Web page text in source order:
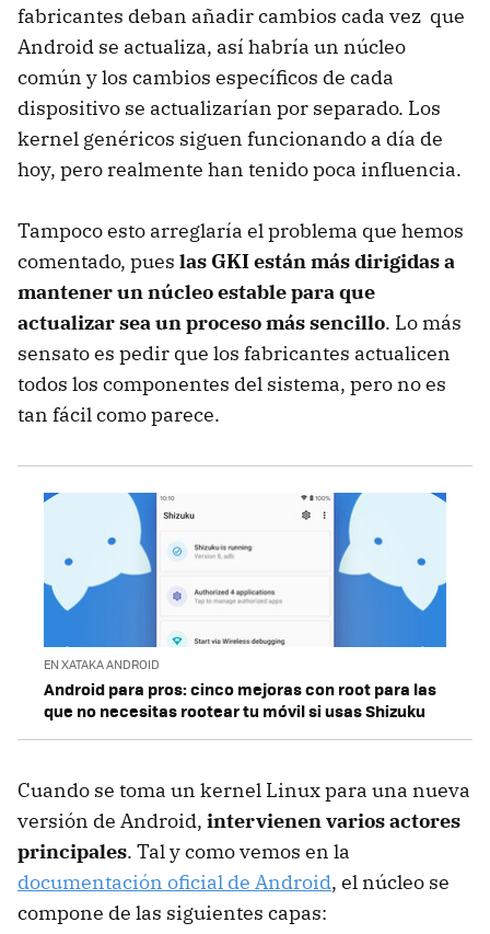
fabricantes deban añadir cambios cada vez que
Android se actualiza, así habría un núcleo
común y los cambios específicos de cada
dispositivo se actualizarían por separado. Los
kernel genéricos siguen funcionando a día de
hoy, pero realmente han tenido poca influencia.
Tampoco esto arreglaría el problema que hemos
comentado, pues las GKI están más dirigidas a
mantener un núcleo estable para que
actualizar sea un proceso más sencillo. Lo más
sensato es pedir que los fabricantes actualicen
todos los componentes del sistema, pero no es
tan fácil como parece.
EN XATAKA ANDROID
Android para pros: cinco mejoras con root para las
que no necesitas rootear tu móvil si usas Shizuku
Cuando se toma un kernel Linux para una nueva
versión de Android, intervienen varios actores
principales. Tal y como vemos en la
documentación oficial de Android, el núcleo se
compone de las siguientes capas: